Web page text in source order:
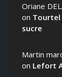
Oriane
on Tourtel
sucre
Martin
on Lefort